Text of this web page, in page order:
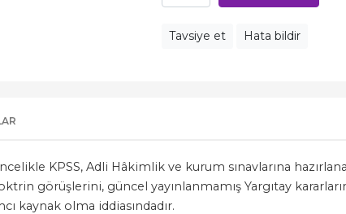
Tavsiye et Hata bildir
KPSS, Adli Hâkimlik ve kurum sınavlarına
görüşlerini, güncel yayınlanmamış Yargıtay
kaynak olma iddiasındadır.